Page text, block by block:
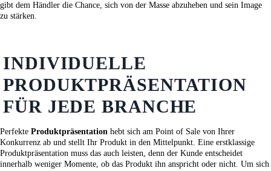
gibt dem Händler die Chance, sich von der Masse abzuheben und sein Image
zu stärken.
INDIVIDUELLE
PRODUKTPRÄSENTATION
FÜR JEDE BRANCHE
Perfekte Produktpräsentation hebt sich am Point of Sale von Ihrer
Konkurrenz ab und stellt Ihr Produkt in den Mittelpunkt. Eine erstklassige
Produktpräsentation muss das auch leisten, denn der Kunde entscheidet
innerhalb weniger Momente, ob das Produkt ihn anspricht oder nicht. Um sich